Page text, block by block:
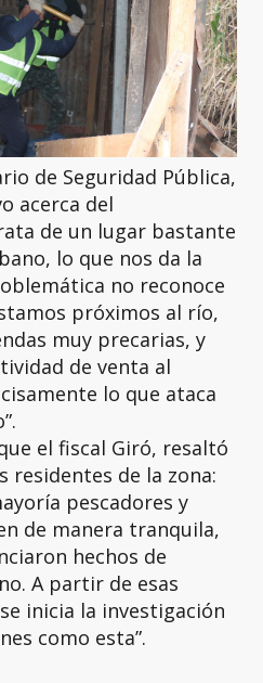
de Seguridad Pública,
acerca del
de un lugar bastante
lo que nos da la
no reconoce
próximos al río,
muy precarias, y
de venta al
lo que ataca
el fiscal Giró, resaltó
residentes de la zona:
pescadores y
de manera tranquila,
hechos de
A partir de esas
inicia la investigación
como esta”.